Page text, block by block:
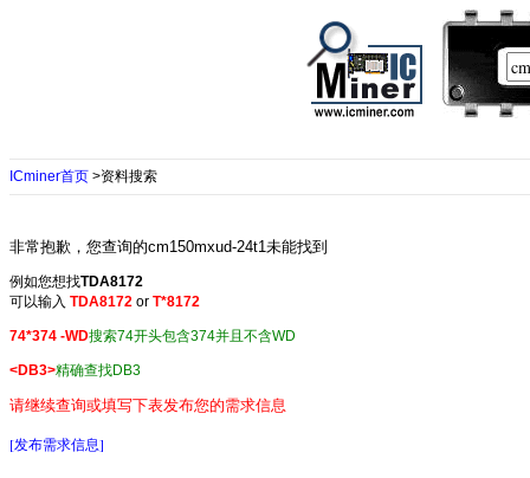
ICminer首页 >资料搜索
非常抱歉，您查询的cm150mxud-24t1未能找到
例如您想找TDA8172
可以输入 TDA8172 or T*8172
74*374 -WD搜索74开头包含374并且不含WD
<DB3>精确查找DB3
请继续查询或填写下表发布您的需求信息
[发布需求信息]